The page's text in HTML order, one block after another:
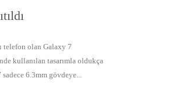
telefon olan Galaxy 7
kullanılan tasarımla oldukça
6.3mm gövdeye...